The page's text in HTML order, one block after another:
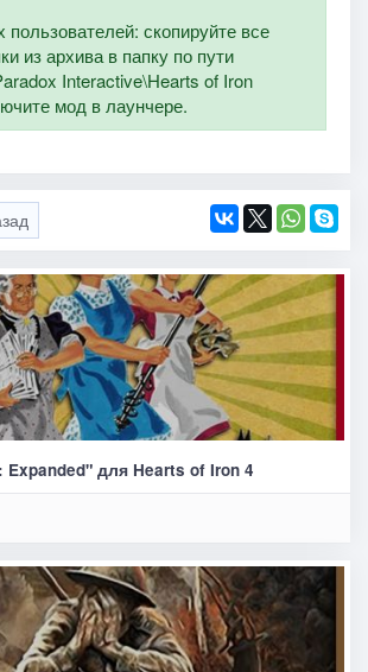
скопируйте все
из архива в папку по пути
Interactive\Hearts of Iron
мод в лаунчере.
для Hearts of Iron 4